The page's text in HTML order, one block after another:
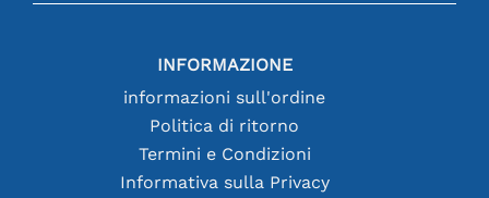
INFORMAZIONE
informazioni sull'ordine
Politica di ritorno
Termini e Condizioni
Informativa sulla Privacy